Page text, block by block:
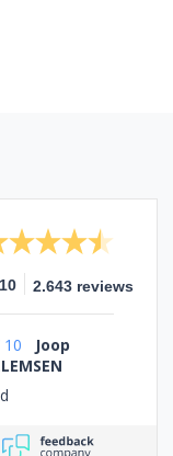
10 2.643 reviews
10
Joop